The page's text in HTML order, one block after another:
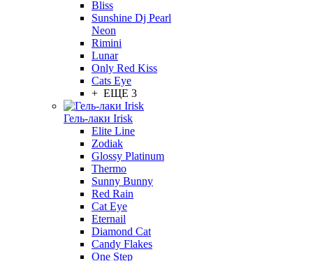
Bliss
Sunshine Dj Pearl
Neon
Rimini
Lunar
Only Red Kiss
Cats Eye
+ ЕЩЕ 3
Гель-лаки Irisk
Elite Line
Zodiak
Glossy Platinum
Thermo
Sunny Bunny
Red Rain
Cat Eye
Eternail
Diamond Cat
Candy Flakes
One Step